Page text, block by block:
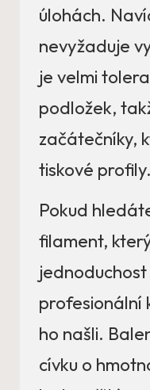
úlohách.
nevyžaduje
je velmi
podložek,
začátečníky,
tiskové profily.
Pokud
filament,
jednoduchost
profesionální
ho našli.
cívku o